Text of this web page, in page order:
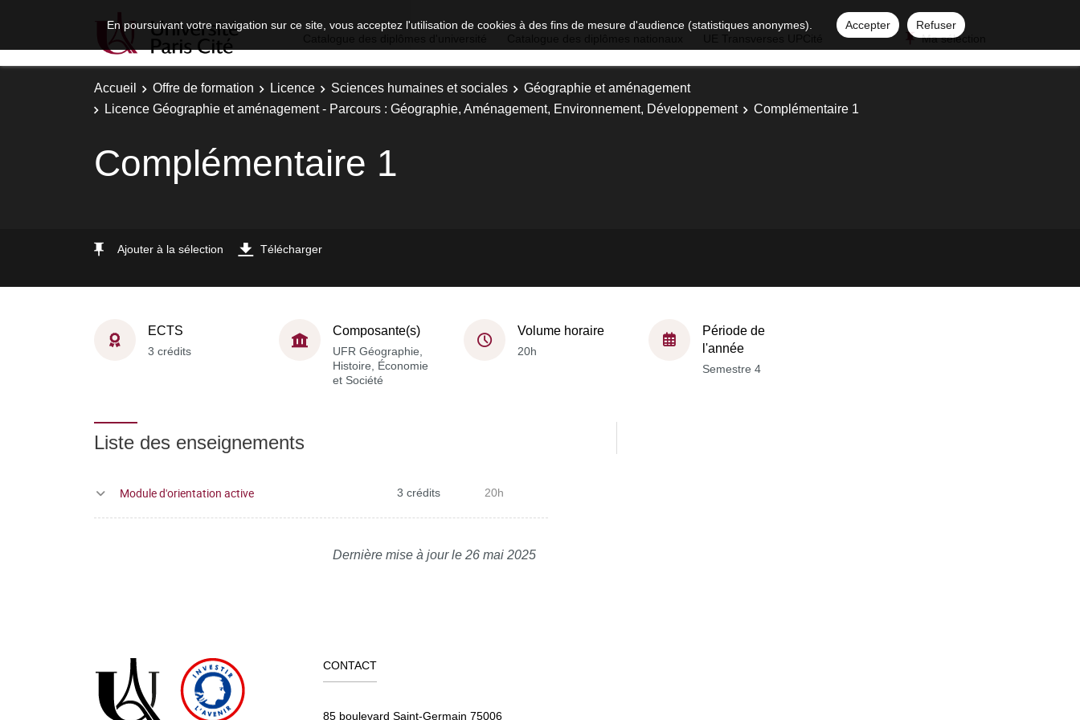
En poursuivant votre navigation sur ce site, vous acceptez l'utilisation de cookies à des fins de mesure d'audience (statistiques anonymes). Accepter
Refuser
Ma sélection
Accueil Offre de formation Licence Sciences humaines et sociales
Géographie et aménagement
Licence Géographie et aménagement - Parcours : Géographie, Aménagement, Environnement, Développement
Complémentaire 1
Complémentaire 1
Ajouter à la sélection Télécharger
ECTS
3 crédits
Composante(s)
UFR Géographie,
Histoire, Économie
et Société
Volume horaire
20h
Période de
l'année
Semestre 4
Liste des enseignements
Module d'orientation active 3 crédits 20h
Dernière mise à jour le 26 mai 2025
CONTACT
85 boulevard Saint-Germain 75006